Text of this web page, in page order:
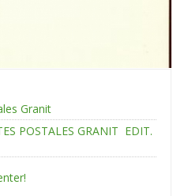
Granit
POSTALES GRANIT EDIT.